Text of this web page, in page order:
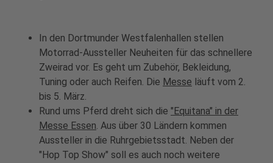
In den Dortmunder Westfalenhallen stellen
Motorrad-Aussteller Neuheiten für das schnellere
Zweirad vor. Es geht um Zubehör, Bekleidung,
Tuning oder auch Reifen. Die Messe läuft vom 2.
bis 5. März.
Rund ums Pferd dreht sich die "Equitana" in der
Messe Essen. Aus über 30 Ländern kommen
Aussteller in die Ruhrgebietsstadt. Neben der
"Hop Top Show" soll es auch noch weitere